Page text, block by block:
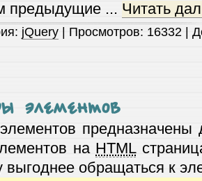
предыдущие ... Читать
jQuery | Просмотров: 16332 |
элементов
на HTML
выгоднее обращаться к